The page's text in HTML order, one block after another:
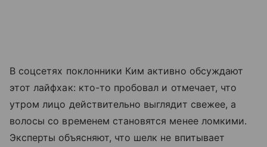
В соцсетях поклонники Ким активно обсуждают
этот лайфхак: кто-то пробовал и отмечает, что
утром лицо действительно выглядит свежее, а
волосы со временем становятся менее ломкими.
Эксперты объясняют, что шелк не впитывает